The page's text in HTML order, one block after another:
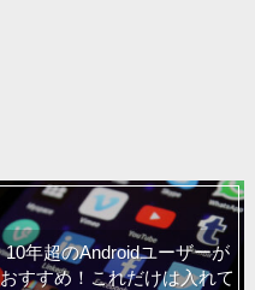
10年超のAndroidユーザーが
おすすめ！これだけは入れて